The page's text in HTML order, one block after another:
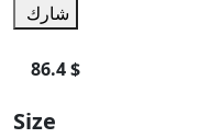
شارك
86.4 $
Size